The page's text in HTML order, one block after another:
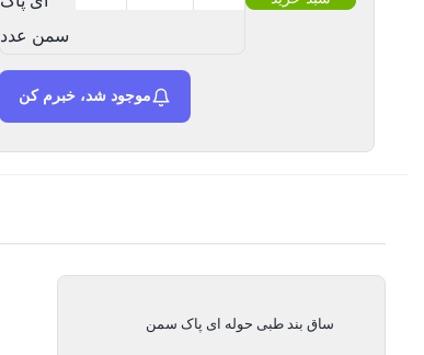
سمن عدد
موجود شد، خبرم کن
ساق بند طبی حوله ای پاک سمن